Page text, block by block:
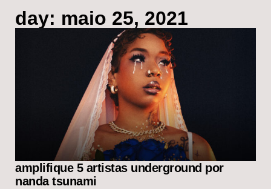
day: maio 25, 2021
amplifique 5 artistas underground por
nanda tsunami